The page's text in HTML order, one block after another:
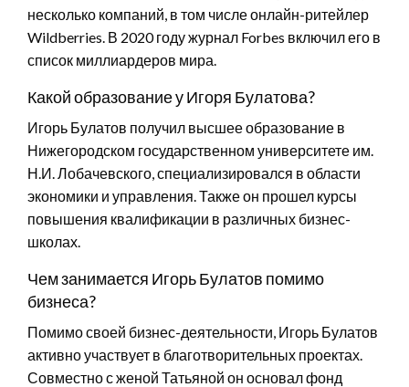
несколько компаний, в том числе онлайн-ритейлер
Wildberries. В 2020 году журнал Forbes включил его в
список миллиардеров мира.
Какой образование у Игоря Булатова?
Игорь Булатов получил высшее образование в
Нижегородском государственном университете им.
Н.И. Лобачевского, специализировался в области
экономики и управления. Также он прошел курсы
повышения квалификации в различных бизнес-
школах.
Чем занимается Игорь Булатов помимо
бизнеса?
Помимо своей бизнес-деятельности, Игорь Булатов
активно участвует в благотворительных проектах.
Совместно с женой Татьяной он основал фонд